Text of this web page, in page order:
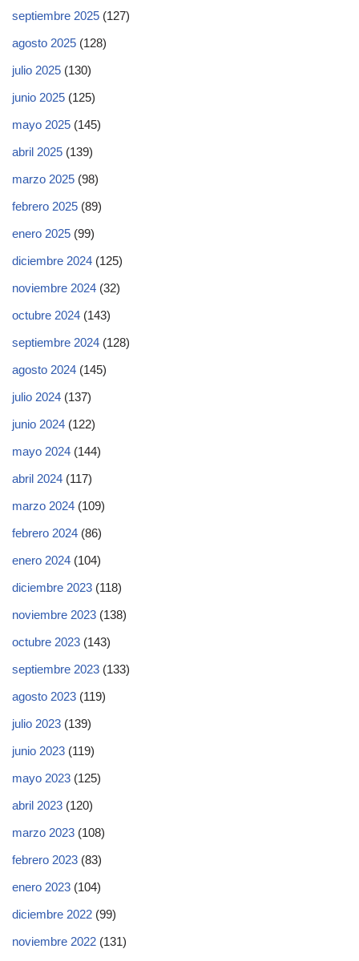
septiembre 2025 (127)
agosto 2025 (128)
julio 2025 (130)
junio 2025 (125)
mayo 2025 (145)
abril 2025 (139)
marzo 2025 (98)
febrero 2025 (89)
enero 2025 (99)
diciembre 2024 (125)
noviembre 2024 (32)
octubre 2024 (143)
septiembre 2024 (128)
agosto 2024 (145)
julio 2024 (137)
junio 2024 (122)
mayo 2024 (144)
abril 2024 (117)
marzo 2024 (109)
febrero 2024 (86)
enero 2024 (104)
diciembre 2023 (118)
noviembre 2023 (138)
octubre 2023 (143)
septiembre 2023 (133)
agosto 2023 (119)
julio 2023 (139)
junio 2023 (119)
mayo 2023 (125)
abril 2023 (120)
marzo 2023 (108)
febrero 2023 (83)
enero 2023 (104)
diciembre 2022 (99)
noviembre 2022 (131)